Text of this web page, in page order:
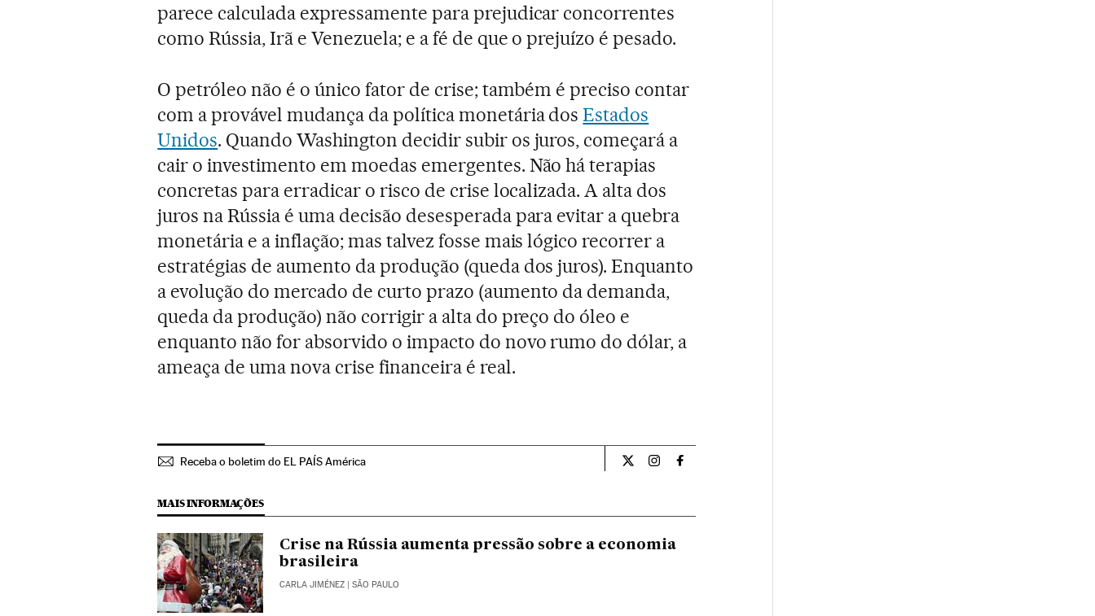
parece calculada expressamente para prejudicar concorrentes
como Rússia, Irã e Venezuela; e a fé de que o prejuízo é pesado.
O petróleo não é o único fator de crise; também é preciso contar
com a provável mudança da política monetária dosEstados
Unidos. Quando Washington decidir subir os juros, começará a
cair o investimento em moedas emergentes. Não há terapias
concretas para erradicar o risco de crise localizada. A alta dos
juros na Rússia é uma decisão desesperada para evitar a quebra
monetária e a inflação; mas talvez fosse mais lógico recorrer a
estratégias de aumento da produção (queda dos juros). Enquanto
a evolução do mercado de curto prazo (aumento da demanda,
queda da produção) não corrigir a alta do preço do óleo e
enquanto não for absorvido o impacto do novo rumo do dólar, a
ameaça de uma nova crise financeira é real.
Receba o boletim do EL PAÍS América Opiniao El País Brasil en Twitter
Opiniao El País Brasil en Instagram
Opiniao El País Brasil en Facebook
MAIS INFORMAÇÕES
Crise na Rússia aumenta pressão sobre a economia
brasileira
CARLA JIMÉNEZ | SÃO PAULO